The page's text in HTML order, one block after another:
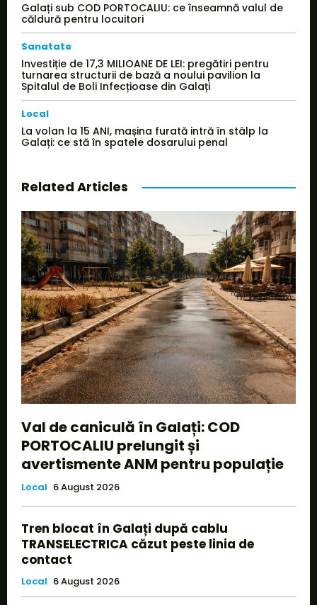
Galați sub COD PORTOCALIU: ce înseamnă valul de
căldură pentru locuitori
Sanatate
Investiție de 17,3 MILIOANE DE LEI: pregătiri pentru
turnarea structurii de bază a noului pavilion la
Spitalul de Boli Infecțioase din Galați
Local
La volan la 15 ANI, mașina furată intră în stâlp la
Galați: ce stă în spatele dosarului penal
Related Articles
Val de caniculă în Galați: COD
PORTOCALIU prelungit și
avertismente ANM pentru populație
Local 6 August 2026
Tren blocat în Galați după cablu
TRANSELECTRICA căzut peste linia de
contact
Local 6 August 2026